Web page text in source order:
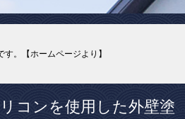
。【ホームページより】
コンを使用した外壁塗